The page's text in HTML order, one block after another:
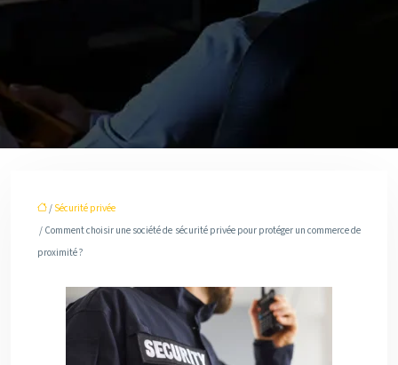
/ Sécurité privée
/ Comment choisir une société de sécurité privée pour protéger un commerce de
proximité ?